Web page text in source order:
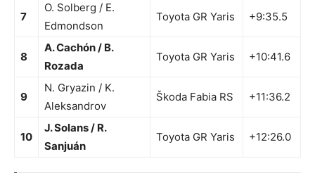
7
O. Solberg / E.
Edmondson
Toyota GR Yaris +9:35.5
8
A. Cachón / B.
Rozada
Toyota GR Yaris +10:41.6
9
N. Gryazin / K.
Aleksandrov
Škoda Fabia RS +11:36.2
10
J. Solans / R.
Sanjuán
Toyota GR Yaris +12:26.0